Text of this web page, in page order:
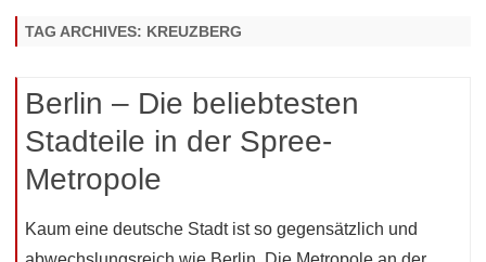
TAG ARCHIVES: KREUZBERG
Berlin – Die beliebtesten
Stadteile in der Spree-
Metropole
Kaum eine deutsche Stadt ist so gegensätzlich und